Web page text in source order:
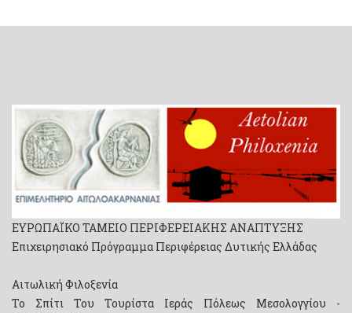
ΕΥΡΩΠΑΪΚΟ ΤΑΜΕΙΟ ΠΕΡΙΦΕΡΕΙΑΚΗΣ ΑΝΑΠΤΥΞΗΣ
Επιχειρησιακό Πρόγραμμα Περιφέρειας Δυτικής Ελλάδας
Αιτωλική Φιλοξενία
Το Σπίτι Του Τουρίστα Ιεράς Πόλεως Μεσολογγίου -